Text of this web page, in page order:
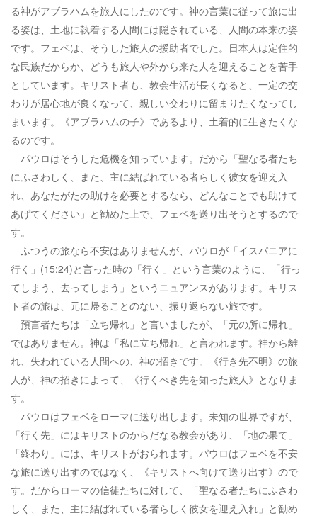
る神がアブラハムを旅人にしたのです。神の言葉に従って旅に出
る姿は、土地に執着する人間には隠されている、人間の本来の姿
です。フェベは、そうした旅人の援助者でした。日本人は定住的
な民族だからか、どうも旅人や外から来た人を迎えることを苦手
としています。キリスト者も、教会生活が長くなると、一定の交
わりが居心地が良くなって、親しい交わりに留まりたくなってし
まいます。《アブラハムの子》であるより、土着的に生きたくな
るのです。
パウロはそうした危機を知っています。だから「聖なる者たち
にふさわしく、また、主に結ばれている者らしく彼女を迎え入
れ、あなたがたの助けを必要とするなら、どんなことでも助けて
あげてください」と勧めた上で、フェベを送り出そうとするので
す。
ふつうの旅なら不安はありませんが、パウロが「イスパニアに
行く」(15:24)と言った時の「行く」という言葉のように、「行っ
てしまう、去ってしまう」というニュアンスがあります。キリス
ト者の旅は、元に帰ることのない、振り返らない旅です。
預言者たちは「立ち帰れ」と言いましたが、「元の所に帰れ」
ではありません。神は「私に立ち帰れ」と言われます。神から離
れ、失われている人間への、神の招きです。《行き先不明》の旅
人が、神の招きによって、《行くべき先を知った旅人》となりま
す。
パウロはフェベをローマに送り出します。未知の世界ですが、
「行く先」にはキリストのからだなる教会があり、「地の果て」
「終わり」には、キリストがおられます。パウロはフェベを不安
な旅に送り出すのではなく、《キリストへ向けて送り出す》ので
す。だからローマの信徒たちに対して、「聖なる者たちにふさわ
しく、また、主に結ばれている者らしく彼女を迎え入れ」と勧め